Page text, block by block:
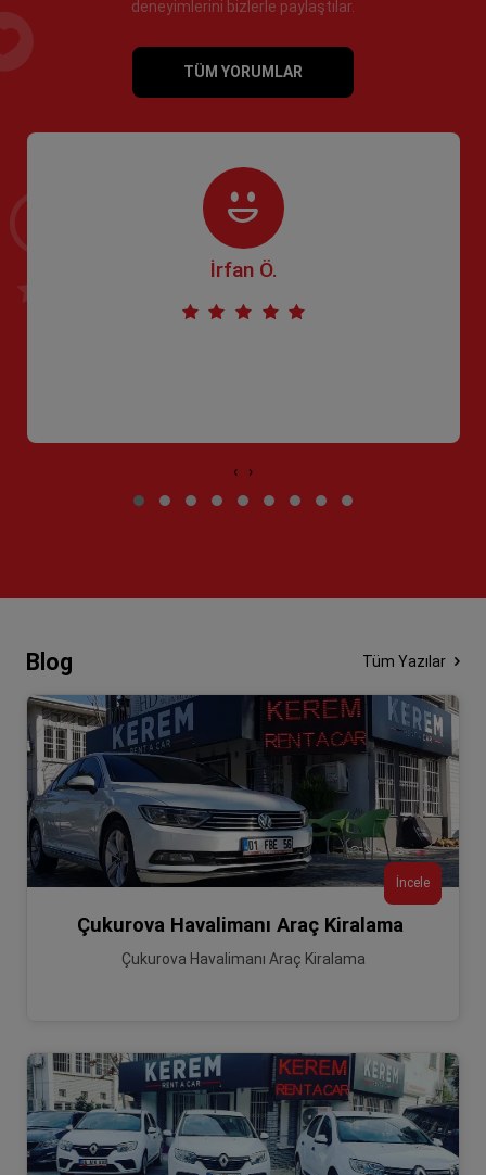
deneyimlerini bizlerle paylaştılar.
TÜM YORUMLAR
İrfan Ö.
‹ ›
Blog Tüm Yazılar
İncele
Çukurova Havalimanı Araç Kiralama
Çukurova Havalimanı Araç Kiralama